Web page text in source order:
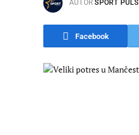
AUTOR SPORT PULS
Facebook